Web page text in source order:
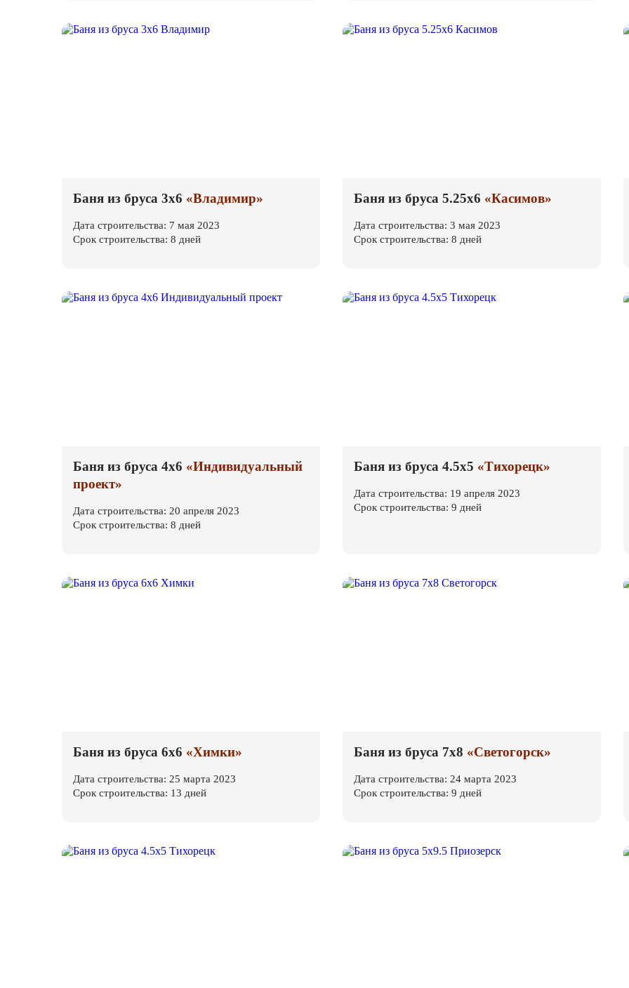
Баня из бруса 3х6 «Владимир»
Дата строительства: 7 мая 2023
Срок строительства: 8 дней
Баня из бруса 5.25х6 «Касимов»
Дата строительства: 3 мая 2023
Срок строительства: 8 дней
Баня из бруса 4х6 «Индивидуальный
проект»
Дата строительства: 20 апреля 2023
Срок строительства: 8 дней
Баня из бруса 4.5х5 «Тихорецк»
Дата строительства: 19 апреля 2023
Срок строительства: 9 дней
Баня из бруса 6х6 «Химки»
Дата строительства: 25 марта 2023
Срок строительства: 13 дней
Баня из бруса 7х8 «Светогорск»
Дата строительства: 24 марта 2023
Срок строительства: 9 дней